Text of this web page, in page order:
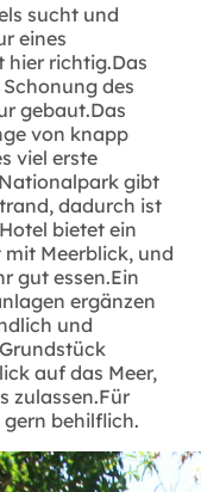
sucht und
eines
hier richtig.Das
des
gebaut.Das
von knapp
viel erste
gibt
dadurch ist
bietet ein
Meerblick, und
gut essen.Ein
ergänzen
und
auf das Meer,
zulassen.Für
behilflich.